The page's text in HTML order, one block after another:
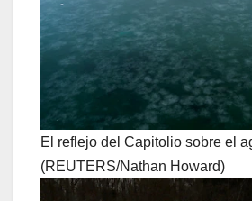
El reflejo del Capitolio sobre el
(REUTERS/Nathan Howard)